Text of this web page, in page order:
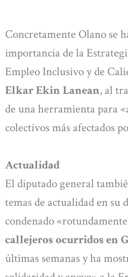
Concretamente Olano se
importancia de la
Empleo Inclusivo y de
Elkar Ekin Lanean, al
de una herramienta para
colectivos más afectados
Actualidad
El diputado general
temas de actualidad en su
condenado
callejeros ocurridos en
últimas semanas y ha